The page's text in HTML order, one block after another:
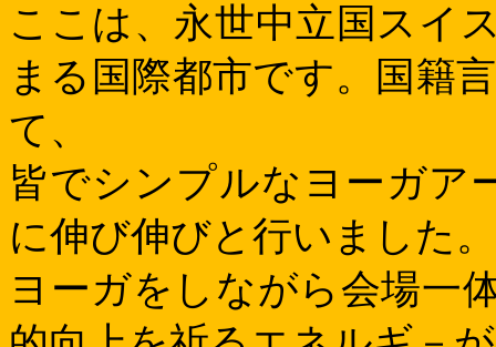
ここは、永世中立国スイ
まる国際都市です。国籍
て、
皆でシンプルなヨーガア
に伸び伸びと行いました。
ヨーガをしながら会場一